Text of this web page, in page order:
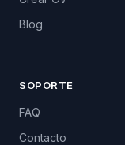
Blog
SOPORTE
FAQ
Contacto